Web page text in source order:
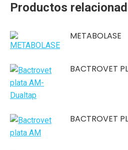
Productos
METABOLASE
BACTROVET
BACTROVET